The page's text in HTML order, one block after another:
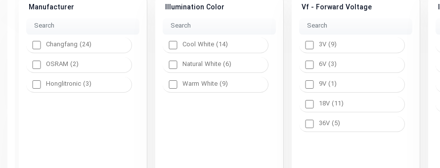
Manufacturer
Changfang (24)
OSRAM (2)
Honglitronic (3)
Illumination Color
Cool White (14)
Natural White (6)
Warm White (9)
Vf - Forward Voltage
3V (9)
6V (3)
9V (1)
18V (11)
36V (5)